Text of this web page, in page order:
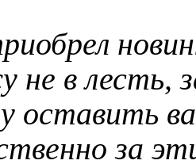
не в лесть,
оставить
за